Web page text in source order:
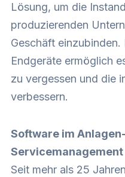
Lösung, um die
produzierenden
Geschäft
Endgeräte ermöglich
zu vergessen und die
verbessern.
Software im
Servicemanagement
Seit mehr als 25